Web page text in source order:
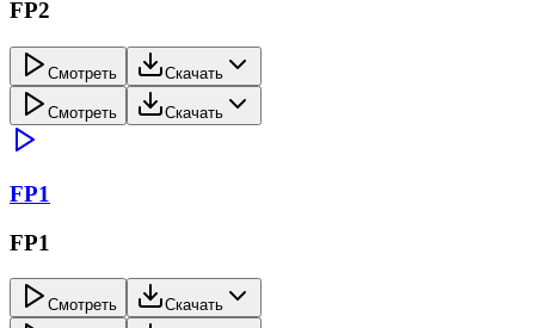
FP2
Смотреть Скачать
Смотреть Скачать
FP1
FP1
Смотреть Скачать